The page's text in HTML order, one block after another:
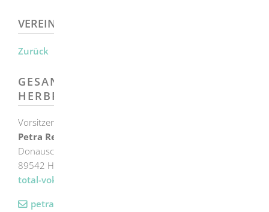
VEREINSVERZEICHNIS
Zurück
GESANGVEREIN LIEDERKRANZ
HERBRECHTINGEN
Vorsitzende
Petra Reiss
Donauschwabenstraße 11
89542 Herbrechtingen
total-vokal.net
petrareiss61@gmx.de